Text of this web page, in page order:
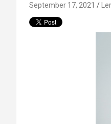
September 17, 2021